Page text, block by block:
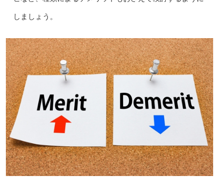
しましょう。